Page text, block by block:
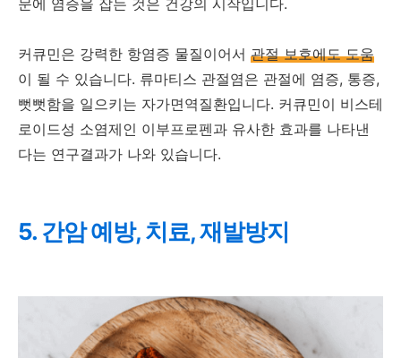
커큐민은 강력한 항염증 물질이어서 관절 보호에도 도움
이 될 수 있습니다. 류마티스 관절염은 관절에 염증, 통증,
뻣뻣함을 일으키는 자가면역질환입니다. 커큐민이 비스테
로이드성 소염제인 이부프로펜과 유사한 효과를 나타낸
다는 연구결과가 나와 있습니다.
5. 간암 예방, 치료, 재발방지